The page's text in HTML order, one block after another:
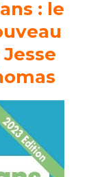
: le